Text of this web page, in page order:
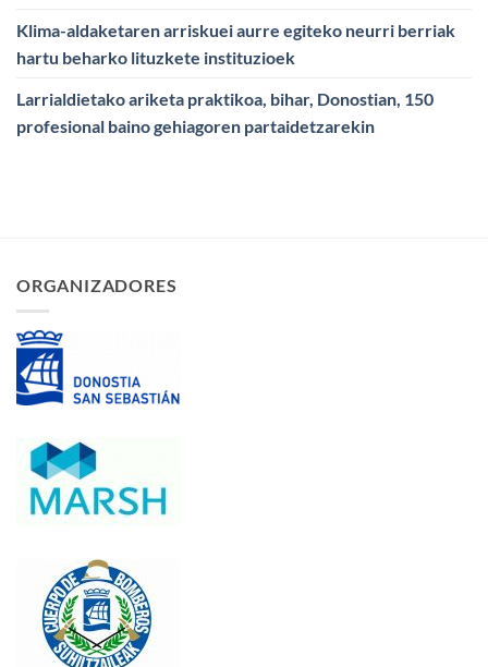
Klima-aldaketaren arriskuei aurre egiteko neurri berriak
hartu beharko lituzkete instituzioek
Larrialdietako ariketa praktikoa, bihar, Donostian, 150
profesional baino gehiagoren partaidetzarekin
ORGANIZADORES